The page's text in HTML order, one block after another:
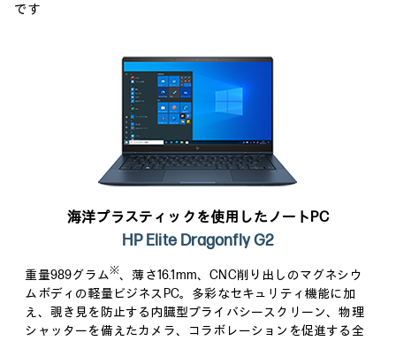
です
海洋プラスティックを使用したノートPC
HP Elite Dragonfly G2
重量989グラム※、薄さ16.1mm、CNC削り出しのマグネシウ
ムボディの軽量ビジネスPC。多彩なセキュリティ機能に加
え、覗き見を防止する内臓型プライバシースクリーン、物理
シャッターを備えたカメラ、コラボレーションを促進する全